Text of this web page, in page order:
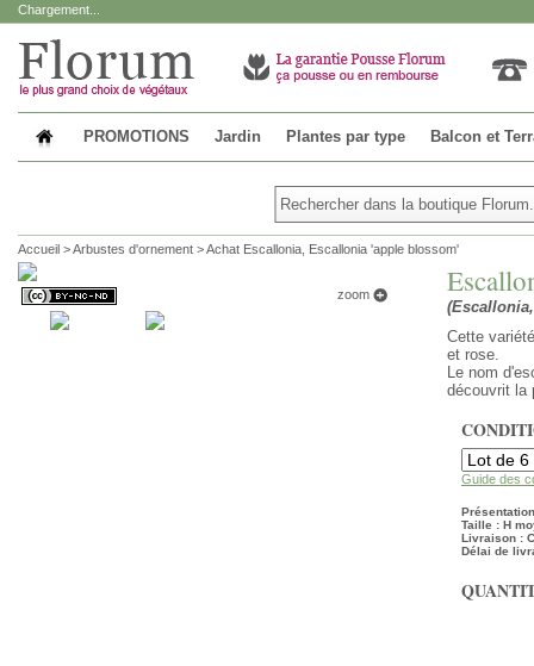
Chargement...
PROMOTIONS Jardin Plantes par type Balcon et
Accueil >Arbustes d'ornement >Achat Escallonia, Escallonia 'apple blossom'
zoom
Cette
et rose.
Le nom
découvrit la
Guide des
Taille : H
Livraison :
Délai de